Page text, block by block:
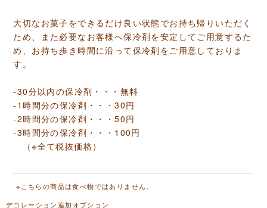
大切なお菓子をできるだけ良い状態でお持ち帰りいただく
ため、また必要なお客様へ保冷剤を安定してご用意するた
め、お持ち歩き時間に沿って保冷剤をご用意しておりま
す。
-30分以内の保冷剤・・・無料
-1時間分の保冷剤・・・30円
-2時間分の保冷剤・・・50円
-3時間分の保冷剤・・・100円
（※全て税抜価格）
※こちらの商品は食べ物ではありません。
デコレーション追加オプション